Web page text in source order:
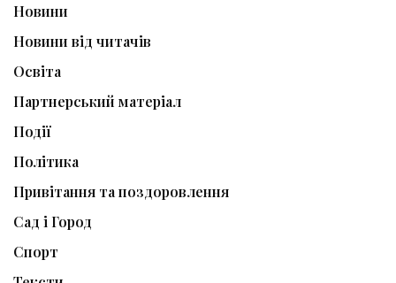
Новини
Новини від читачів
Освіта
Партнерський матеріал
Події
Політика
Привітання та поздоровлення
Сад і Город
Спорт